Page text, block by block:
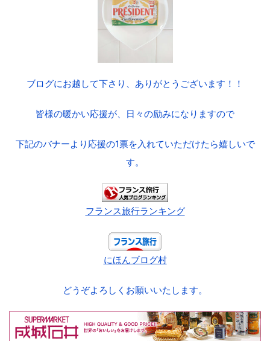
ブログにお越して下さり、ありがとうございます！！
皆様の暖かい応援が、日々の励みになりますので
下記のバナーより応援の1票を入れていただけたら嬉しいで
す。
フランス旅行ランキング
にほんブログ村
どうぞよろしくお願いいたします。